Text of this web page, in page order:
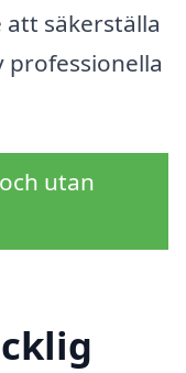
säkerställa
professionella
utan